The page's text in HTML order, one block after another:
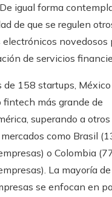
igual forma
de que se regulen
electrónicos novedosos
de servicios
de 158 startups,
fintech más grande de
superando a otros
como Brasil
o Colombia
La mayoría de
se enfocan en